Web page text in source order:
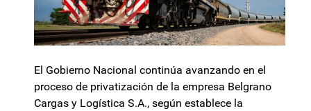
El Gobierno Nacional continúa avanzando en el
proceso de privatización de la empresa Belgrano
Cargas y Logística S.A., según establece la